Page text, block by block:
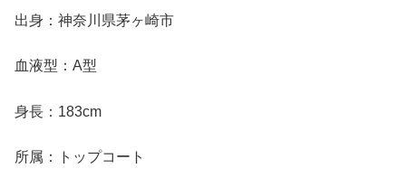
出身：神奈川県茅ヶ崎市
血液型：A型
身長：183cm
所属：トップコート